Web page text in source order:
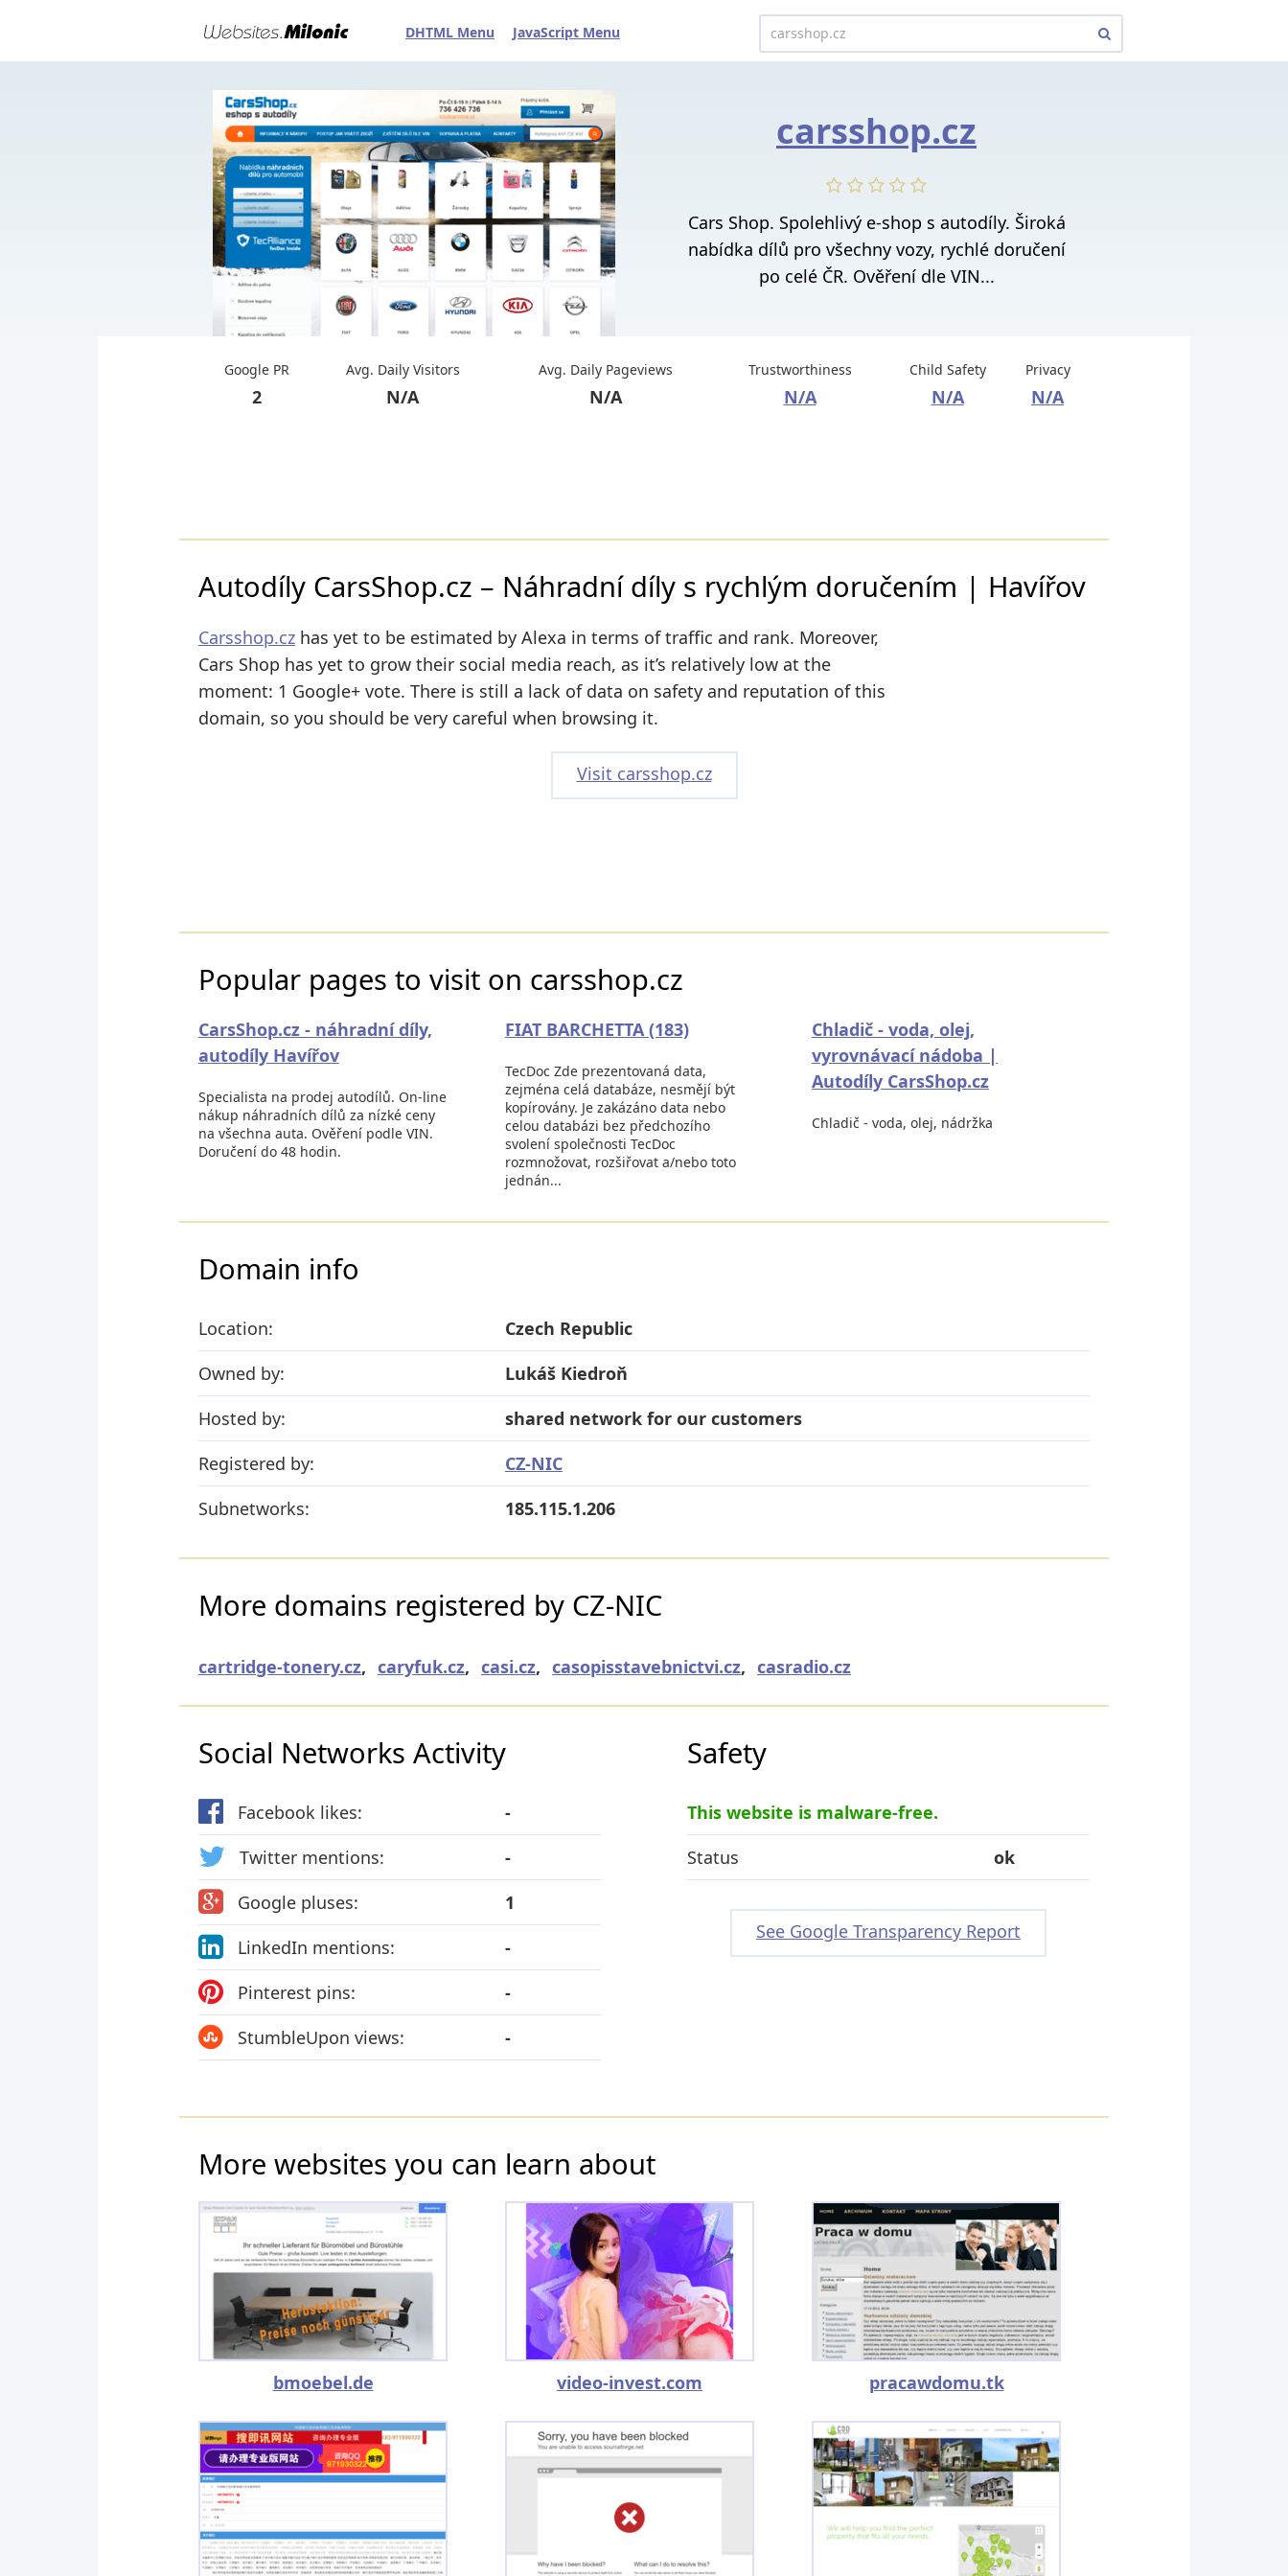
DHTML Menu JavaScript Menu
carsshop.cz
Cars Shop. Spolehlivý e-shop s autodíly. Široká
nabídka dílů pro všechny vozy, rychlé doručení
po celé ČR. Ověření dle VIN...
Google PR
2
Avg. Daily Visitors
N/A
Avg. Daily Pageviews
N/A
Trustworthiness
N/A
Child Safety
N/A
Privacy
N/A
Autodíly CarsShop.cz – Náhradní díly s rychlým doručením | Havířov
Carsshop.cz has yet to be estimated by Alexa in terms of traffic and rank. Moreover,
Cars Shop has yet to grow their social media reach, as it’s relatively low at the
moment: 1 Google+ vote. There is still a lack of data on safety and reputation of this
domain, so you should be very careful when browsing it.
Visit carsshop.cz
Popular pages to visit on carsshop.cz
CarsShop.cz - náhradní díly,
autodíly Havířov
Specialista na prodej autodílů. On-line
nákup náhradních dílů za nízké ceny
na všechna auta. Ověření podle VIN.
Doručení do 48 hodin.
FIAT BARCHETTA (183)
TecDoc Zde prezentovaná data,
zejména celá databáze, nesmějí být
kopírovány. Je zakázáno data nebo
celou databázi bez předchozího
svolení společnosti TecDoc
rozmnožovat, rozšiřovat a/nebo toto
jednán...
Chladič - voda, olej,
vyrovnávací nádoba |
Autodíly CarsShop.cz
Chladič - voda, olej, nádržka
Domain info
Location:
Czech Republic
Owned by:
Lukáš Kiedroň
Hosted by:
shared network for our customers
Registered by:
CZ-NIC
Subnetworks:
185.115.1.206
More domains registered by CZ-NIC
cartridge-tonery.cz, caryfuk.cz, casi.cz, casopisstavebnictvi.cz, casradio.cz
Social Networks Activity
Facebook likes:
-
Twitter mentions:
-
Google pluses:
1
LinkedIn mentions:
-
Pinterest pins:
-
StumbleUpon views:
-
Safety
This website is malware-free.
Status
ok
See Google Transparency Report
More websites you can learn about
bmoebel.de video-invest.com pracawdomu.tk